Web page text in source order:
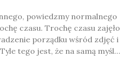
powiedzmy normalnego
czasu. Trochę czasu zajęło
porządku wśród zdjęć i
tego jest, że na samą myśl…